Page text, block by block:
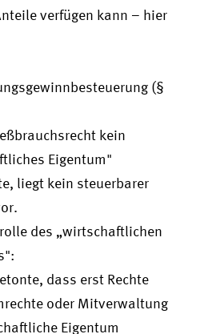
verfügen kann – hier
(§
kein
Eigentum"
liegt kein steuerbarer
des „wirtschaftlichen
:
dass erst Rechte
oder Mitverwaltung
Eigentum